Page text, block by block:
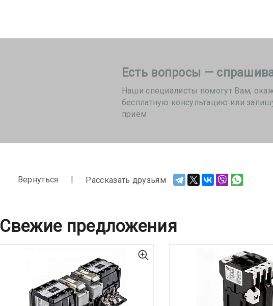
Есть вопросы —
Наши специалисты помогут Вам,
бесплатную консультацию или
приём
Вернуться Рассказать друзьям
Свежие предложения